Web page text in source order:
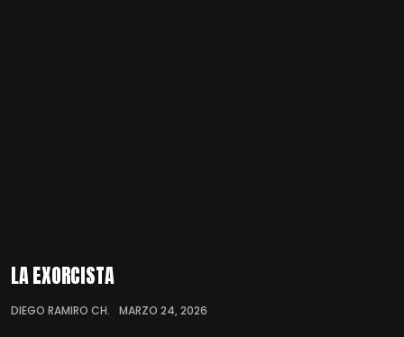
LA EXORCISTA
DIEGO RAMIRO CH. MARZO 24, 2026